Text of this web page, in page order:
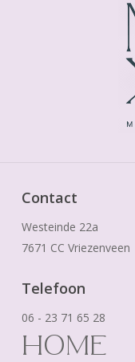
Contact
Westeinde 22a
7671 CC Vriezenveen
Telefoon
06 - 23 71 65 28
HOME